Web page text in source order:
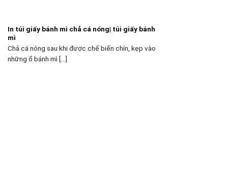
In túi giấy bánh mì chả cá nóng| túi giấy bánh
mì
Chả cá nóng sau khi được chế biến chín, kẹp vào
những ổ bánh mì [...]